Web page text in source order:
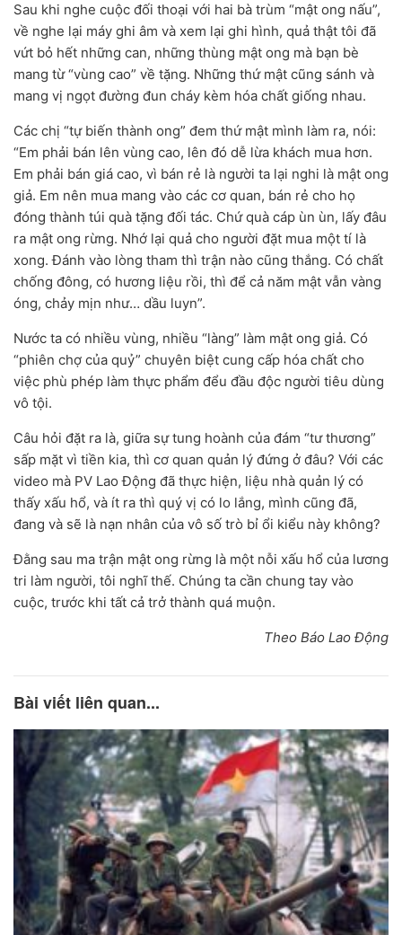
Sau khi nghe cuộc đối thoại với hai bà trùm “mật ong nấu”,
về nghe lại máy ghi âm và xem lại ghi hình, quả thật tôi đã
vứt bỏ hết những can, những thùng mật ong mà bạn bè
mang từ “vùng cao” về tặng. Những thứ mật cũng sánh và
mang vị ngọt đường đun cháy kèm hóa chất giống nhau.
Các chị “tự biến thành ong” đem thứ mật mình làm ra, nói:
“Em phải bán lên vùng cao, lên đó dễ lừa khách mua hơn.
Em phải bán giá cao, vì bán rẻ là người ta lại nghi là mật ong
giả. Em nên mua mang vào các cơ quan, bán rẻ cho họ
đóng thành túi quà tặng đối tác. Chứ quà cáp ùn ùn, lấy đâu
ra mật ong rừng. Nhớ lại quả cho người đặt mua một tí là
xong. Đánh vào lòng tham thì trận nào cũng thắng. Có chất
chống đông, có hương liệu rồi, thì để cả năm mật vẫn vàng
óng, chảy mịn như… dầu luyn”.
Nước ta có nhiều vùng, nhiều “làng” làm mật ong giả. Có
“phiên chợ của quỷ” chuyên biệt cung cấp hóa chất cho
việc phù phép làm thực phẩm đểu đầu độc người tiêu dùng
vô tội.
Câu hỏi đặt ra là, giữa sự tung hoành của đám “tư thương”
sấp mặt vì tiền kia, thì cơ quan quản lý đứng ở đâu? Với các
video mà PV Lao Động đã thực hiện, liệu nhà quản lý có
thấy xấu hổ, và ít ra thì quý vị có lo lắng, mình cũng đã,
đang và sẽ là nạn nhân của vô số trò bỉ ổi kiểu này không?
Đằng sau ma trận mật ong rừng là một nỗi xấu hổ của lương
tri làm người, tôi nghĩ thế. Chúng ta cần chung tay vào
cuộc, trước khi tất cả trở thành quá muộn.
Theo Báo Lao Động
Bài viết liên quan...